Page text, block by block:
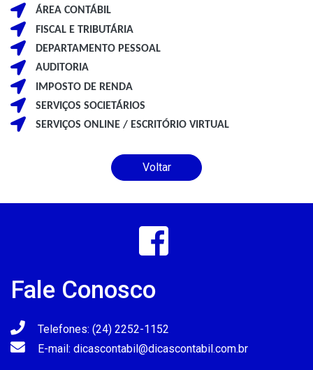
ÁREA CONTÁBIL
FISCAL E TRIBUTÁRIA
DEPARTAMENTO PESSOAL
AUDITORIA
IMPOSTO DE RENDA
SERVIÇOS SOCIETÁRIOS
SERVIÇOS ONLINE / ESCRITÓRIO VIRTUAL
Voltar
Fale Conosco
Telefones: (24) 2252-1152
E-mail: dicascontabil@dicascontabil.com.br